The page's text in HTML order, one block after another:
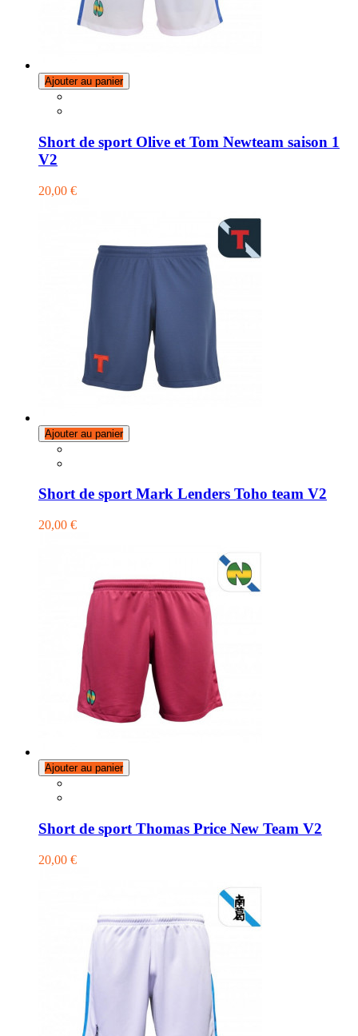
Ajouter au panier
Short de sport Olive et Tom Newteam saison 1
V2
20,00 €
Ajouter au panier
Short de sport Mark Lenders Toho team V2
20,00 €
Ajouter au panier
Short de sport Thomas Price New Team V2
20,00 €